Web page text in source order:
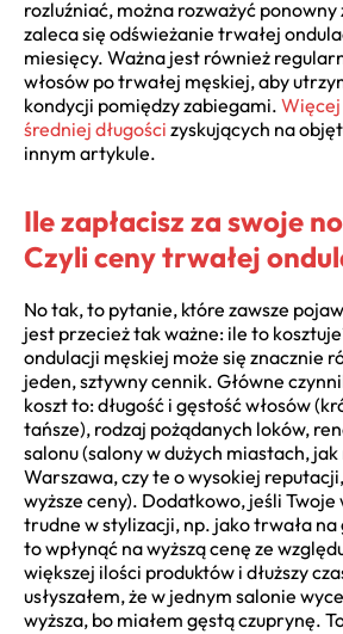
rozluźniać, można rozważyć
zaleca się odświeżanie trwałej
miesięcy. Ważna jest również
włosów po trwałej męskiej, aby
kondycji pomiędzy zabiegami.
średniej długości zyskujących na
innym artykule.
Ile zapłacisz za swoje
Czyli ceny trwałej
No tak, to pytanie, które zawsze
jest przecież tak ważne: ile to
ondulacji męskiej może się znacznie
jeden, sztywny cennik. Główne
koszt to: długość i gęstość włosów
tańsze), rodzaj pożądanych loków,
salonu (salony w dużych miastach, jak
Warszawa, czy te o wysokiej
wyższe ceny). Dodatkowo, jeśli Twoje
trudne w stylizacji, np. jako trwała na
to wpłynąć na wyższą cenę ze
większej ilości produktów i dłuższy
usłyszałem, że w jednym salonie
wyższa, bo miałem gęstą czuprynę.